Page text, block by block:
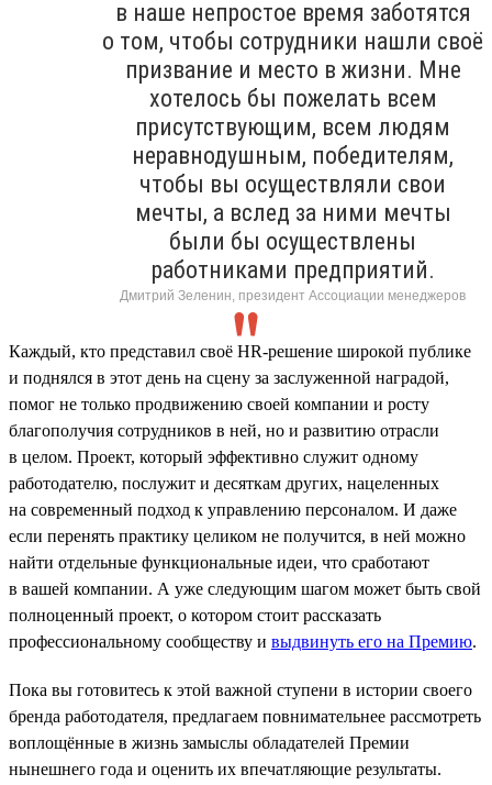
в наше непростое время заботятся
о том, чтобы сотрудники нашли своё
призвание и место в жизни. Мне
хотелось бы пожелать всем
присутствующим, всем людям
неравнодушным, победителям,
чтобы вы осуществляли свои
мечты, а вслед за ними мечты
были бы осуществлены
работниками предприятий.
Дмитрий Зеленин, президент Ассоциации менеджеров
Каждый, кто представил своё HR-решение широкой публике
и поднялся в этот день на сцену за заслуженной наградой,
помог не только продвижению своей компании и росту
благополучия сотрудников в ней, но и развитию отрасли
в целом. Проект, который эффективно служит одному
работодателю, послужит и десяткам других, нацеленных
на современный подход к управлению персоналом. И даже
если перенять практику целиком не получится, в ней можно
найти отдельные функциональные идеи, что сработают
в вашей компании. А уже следующим шагом может быть свой
полноценный проект, о котором стоит рассказать
профессиональному сообществу и выдвинуть его на Премию.
Пока вы готовитесь к этой важной ступени в истории своего
бренда работодателя, предлагаем повнимательнее рассмотреть
воплощённые в жизнь замыслы обладателей Премии
нынешнего года и оценить их впечатляющие результаты.